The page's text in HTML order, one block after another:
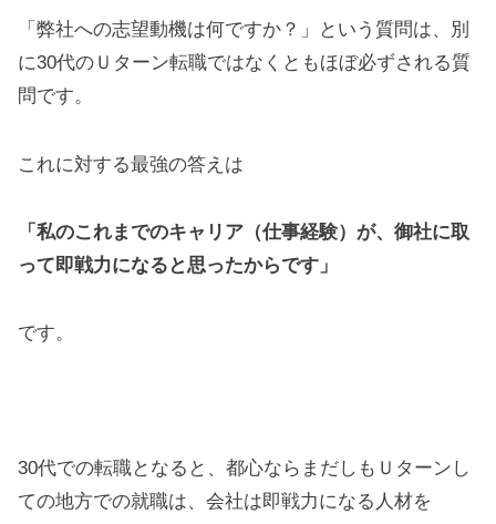
「弊社への志望動機は何ですか？」という質問は、別
に30代のＵターン転職ではなくともほぼ必ずされる質
問です。
これに対する最強の答えは
「私のこれまでのキャリア（仕事経験）が、御社に取
って即戦力になると思ったからです」
です。
30代での転職となると、都心ならまだしもＵターンし
ての地方での就職は、会社は即戦力になる人材を